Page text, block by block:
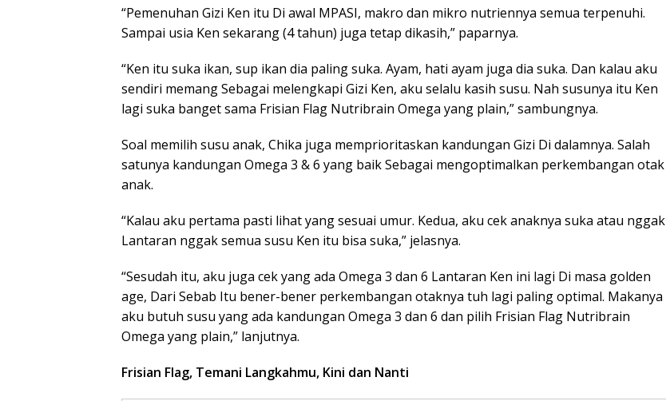
“Pemenuhan Gizi Ken itu Di awal MPASI, makro dan mikro nutriennya semua terpenuhi.
Sampai usia Ken sekarang (4 tahun) juga tetap dikasih,” paparnya.
“Ken itu suka ikan, sup ikan dia paling suka. Ayam, hati ayam juga dia suka. Dan kalau aku
sendiri memang Sebagai melengkapi Gizi Ken, aku selalu kasih susu. Nah susunya itu Ken
lagi suka banget sama Frisian Flag Nutribrain Omega yang plain,” sambungnya.
Soal memilih susu anak, Chika juga memprioritaskan kandungan Gizi Di dalamnya. Salah
satunya kandungan Omega 3 & 6 yang baik Sebagai mengoptimalkan perkembangan otak
anak.
“Kalau aku pertama pasti lihat yang sesuai umur. Kedua, aku cek anaknya suka atau nggak
Lantaran nggak semua susu Ken itu bisa suka,” jelasnya.
“Sesudah itu, aku juga cek yang ada Omega 3 dan 6 Lantaran Ken ini lagi Di masa golden
age, Dari Sebab Itu bener-bener perkembangan otaknya tuh lagi paling optimal. Makanya
aku butuh susu yang ada kandungan Omega 3 dan 6 dan pilih Frisian Flag Nutribrain
Omega yang plain,” lanjutnya.
Frisian Flag, Temani Langkahmu, Kini dan Nanti